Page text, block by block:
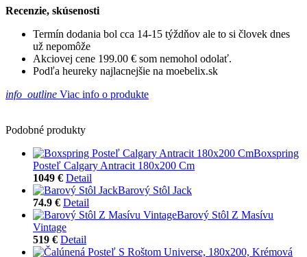
Recenzie, skúsenosti
Termín dodania bol cca 14-15 týždňov ale to si človek dnes
už nepomôže
Akciovej cene 199.00 € som nemohol odolať.
Podľa heureky najlacnejšie na moebelix.sk
info_outline Viac info o produkte
Podobné produkty
Boxspring
Posteľ Calgary Antracit 180x200 Cm
1049 € Detail
Barový Stôl Jack
74.9 € Detail
Barový Stôl Z Masívu
Vintage
519 € Detail